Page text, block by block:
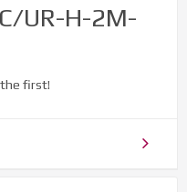
UR-H-2M-
first!